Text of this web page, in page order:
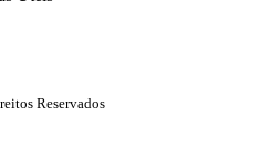
Reservados